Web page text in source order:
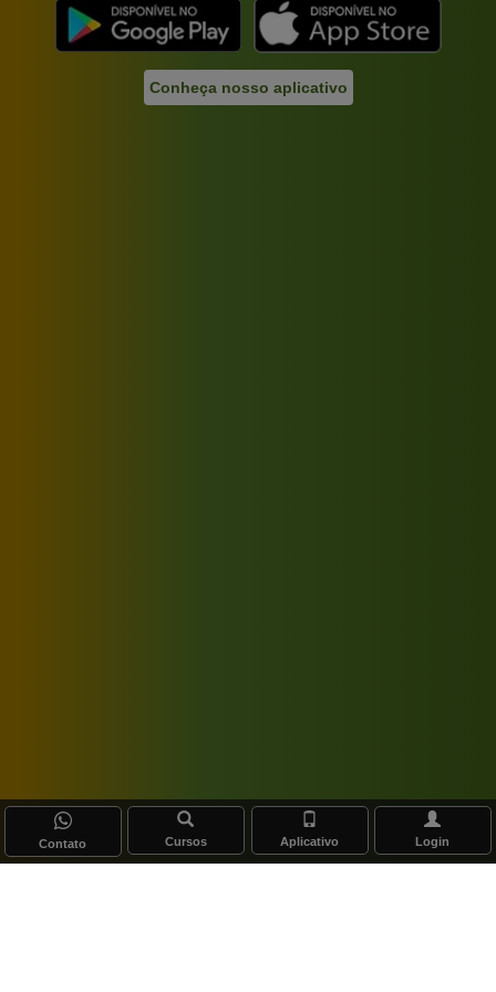
Conheça nosso aplicativo
Contato Cursos Aplicativo Login